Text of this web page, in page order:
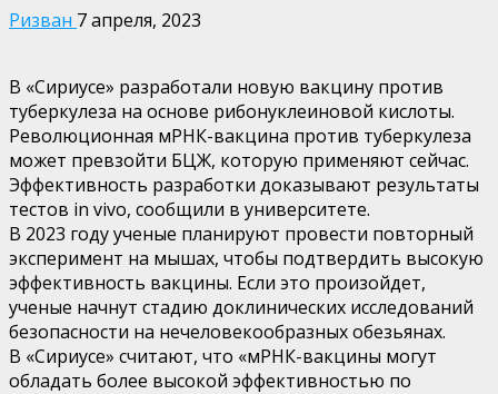
Ризван 7 апреля, 2023
В «Сириусе» разработали новую вакцину против
туберкулеза на основе рибонуклеиновой кислоты.
Революционная мРНК-вакцина против туберкулеза
может превзойти БЦЖ, которую применяют сейчас.
Эффективность разработки доказывают результаты
тестов in vivo, сообщили в университете.
В 2023 году ученые планируют провести повторный
эксперимент на мышах, чтобы подтвердить высокую
эффективность вакцины. Если это произойдет,
ученые начнут стадию доклинических исследований
безопасности на нечеловекообразных обезьянах.
В «Сириусе» считают, что «мРНК-вакцины могут
обладать более высокой эффективностью по